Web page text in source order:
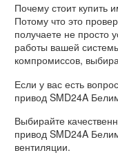
Почему стоит купить
Потому что это
получаете не просто
работы вашей
компромиссов,
Если у вас есть
привод SMD24A
Выбирайте
привод SMD24A
вентиляции.